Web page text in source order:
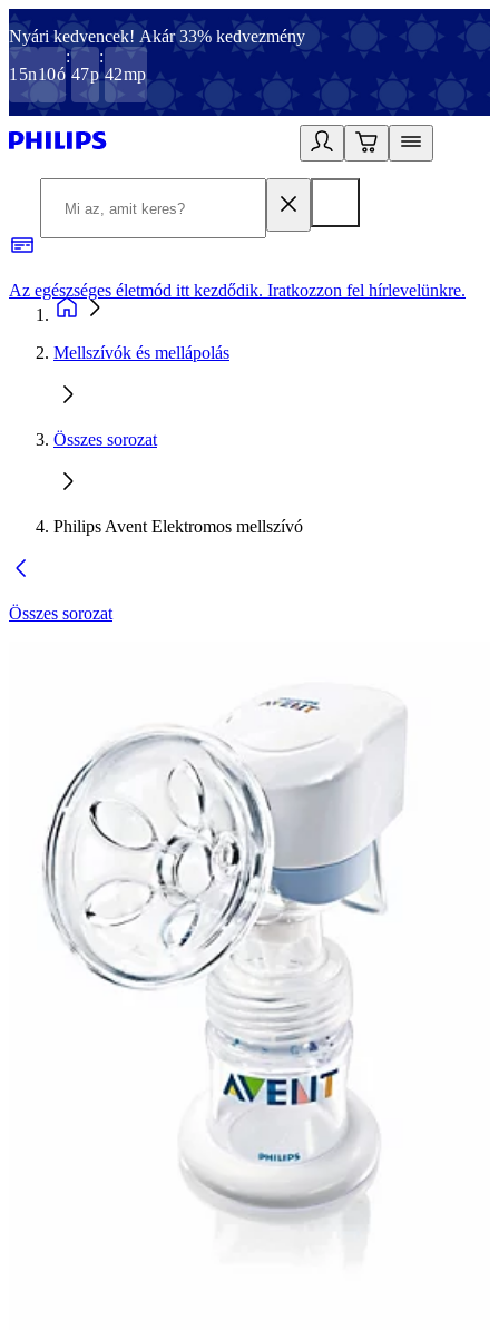
Nyári kedvencek! Akár 33% kedvezmény
15n10ó
:
47p
:
42mp
Az egészséges életmód itt kezdődik. Iratkozzon fel hírlevelünkre.
Mellszívók és mellápolás
Összes sorozat
Philips Avent Elektromos mellszívó
Összes sorozat